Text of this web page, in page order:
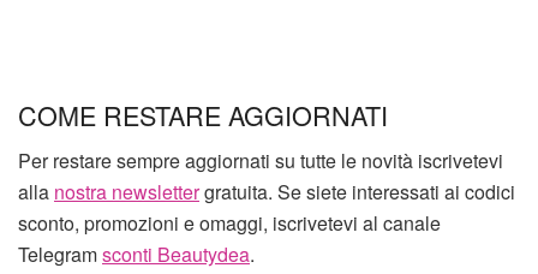
COME RESTARE AGGIORNATI
Per restare sempre aggiornati su tutte le novità iscrivetevi
alla nostra newslettergratuita. Se siete interessati ai codici
sconto, promozioni e omaggi, iscrivetevi al canale
Telegramsconti Beautydea.